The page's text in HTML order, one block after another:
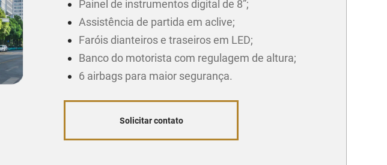
Painel de instrumentos digital de 8”;
Assistência de partida em aclive;
Faróis dianteiros e traseiros em LED;
Banco do motorista com regulagem de altura;
6 airbags para maior segurança.
Solicitar contato